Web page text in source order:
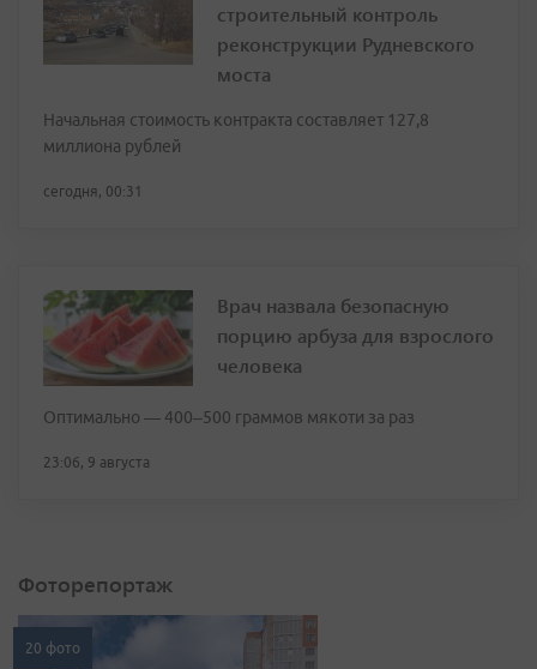
строительный контроль
реконструкции Рудневского
моста
Начальная стоимость контракта составляет 127,8
миллиона рублей
сегодня, 00:31
Врач назвала безопасную
порцию арбуза для взрослого
человека
Оптимально — 400–500 граммов мякоти за раз
23:06, 9 августа
Фоторепортаж
20 фото